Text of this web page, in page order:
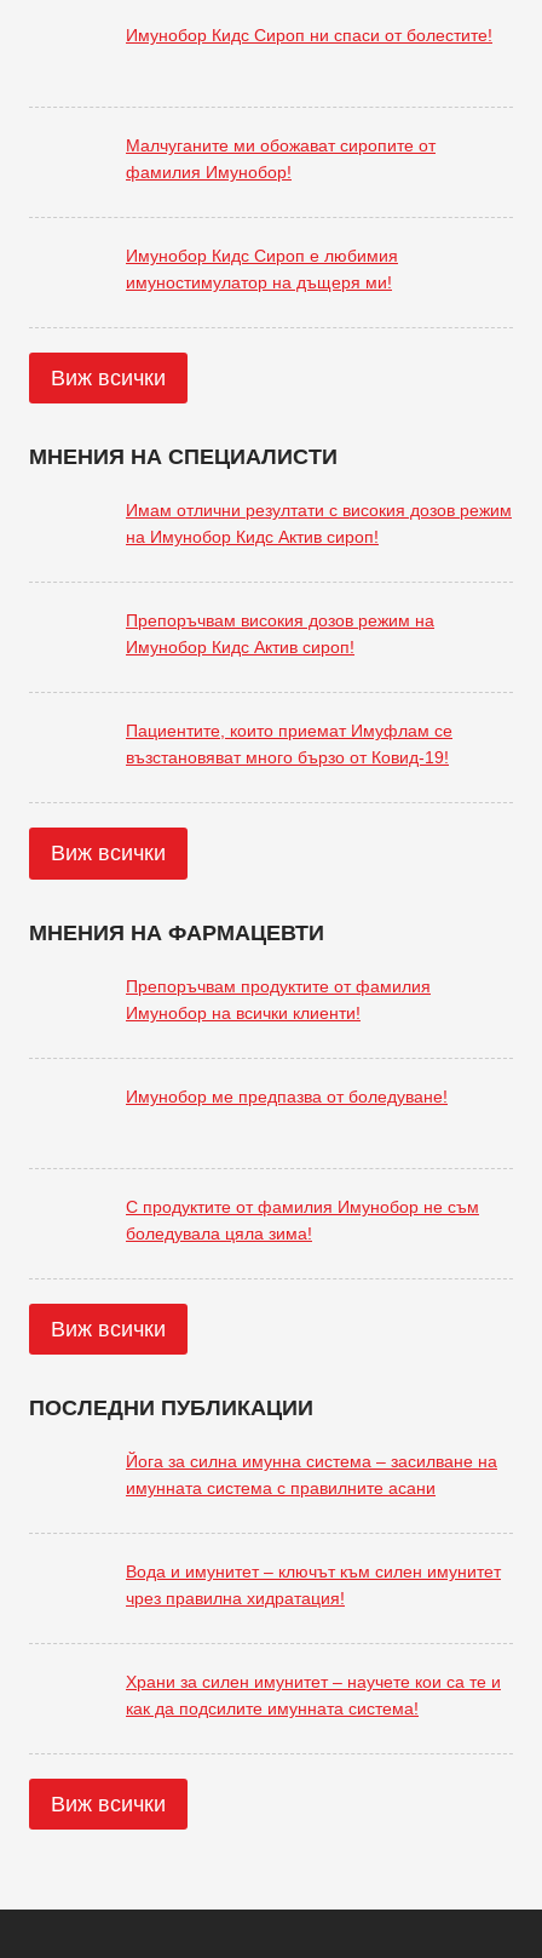
Имунобор Кидс Сироп ни спаси от болестите!
Малчуганите ми обожават сиропите от
фамилия Имунобор!
Имунобор Кидс Сироп е любимия
имуностимулатор на дъщеря ми!
Виж всички
МНЕНИЯ НА СПЕЦИАЛИСТИ
Имам отлични резултати с високия дозов режим
на Имунобор Кидс Актив сироп!
Препоръчвам високия дозов режим на
Имунобор Кидс Актив сироп!
Пациентите, които приемат Имуфлам се
възстановяват много бързо от Ковид-19!
Виж всички
МНЕНИЯ НА ФАРМАЦЕВТИ
Препоръчвам продуктите от фамилия
Имунобор на всички клиенти!
Имунобор ме предпазва от боледуване!
С продуктите от фамилия Имунобор не съм
боледувала цяла зима!
Виж всички
ПОСЛЕДНИ ПУБЛИКАЦИИ
Йога за силна имунна система – засилване на
имунната система с правилните асани
Вода и имунитет – ключът към силен имунитет
чрез правилна хидратация!
Храни за силен имунитет – научете кои са те и
как да подсилите имунната система!
Виж всички